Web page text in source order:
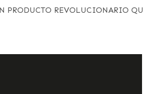
PRODUCTO REVOLUCIONARIO